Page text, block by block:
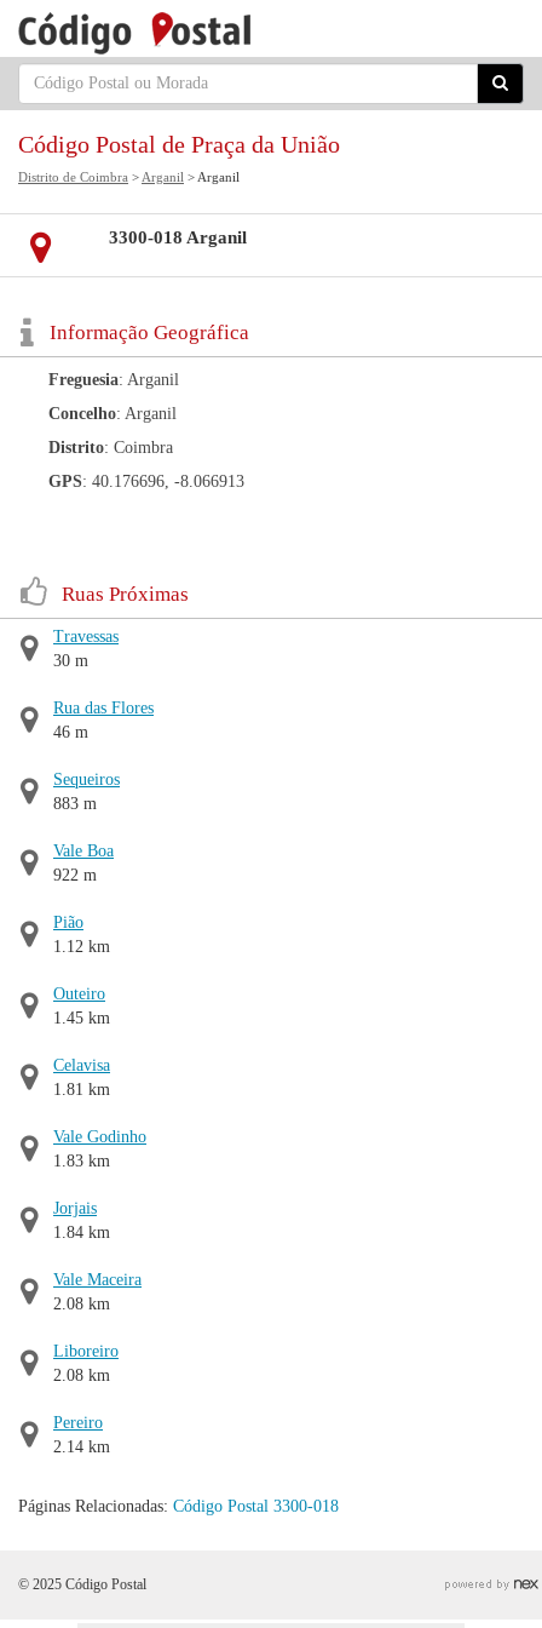
Código Postal de Praça da União
Distrito de Coimbra > Arganil > Arganil
3300-018 Arganil
Informação Geográfica
Freguesia: Arganil
Concelho: Arganil
Distrito: Coimbra
GPS: 40.176696, -8.066913
Ruas Próximas
Travessas
30 m
Rua das Flores
46 m
Sequeiros
883 m
Vale Boa
922 m
Pião
1.12 km
Outeiro
1.45 km
Celavisa
1.81 km
Vale Godinho
1.83 km
Jorjais
1.84 km
Vale Maceira
2.08 km
Liboreiro
2.08 km
Pereiro
2.14 km
Páginas Relacionadas: Código Postal 3300-018
© 2025 Código Postal